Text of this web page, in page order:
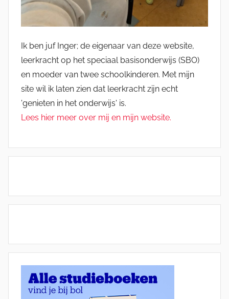
Ik ben juf Inger; de eigenaar van deze website,
leerkracht op het speciaal basisonderwijs (SBO)
en moeder van twee schoolkinderen. Met mijn
site wil ik laten zien dat leerkracht zijn echt
'genieten in het onderwijs' is.
Lees hier meer over mij en mijn website.